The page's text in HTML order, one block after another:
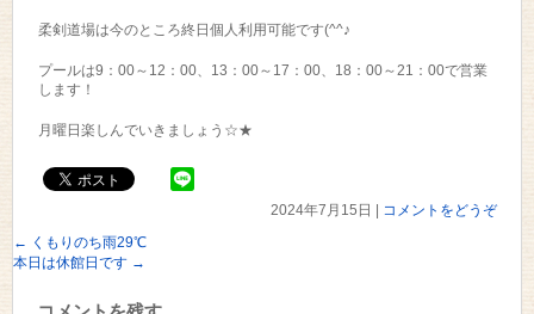
柔剣道場は今のところ終日個人利用可能です(^^♪
プールは9：00～12：00、13：00～17：00、18：00～21：00で営業
します！
月曜日楽しんでいきましょう☆★
2024年7月15日
コメントをどうぞ
← くもりのち雨29℃
本日は休館日です →